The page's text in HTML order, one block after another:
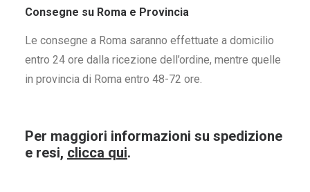
Consegne su Roma e Provincia
Le consegne a Roma saranno effettuate a domicilio
entro 24 ore dalla ricezione dell’ordine, mentre quelle
in provincia di Roma entro 48-72 ore.
Per maggiori informazioni su spedizione
e resi, clicca qui.